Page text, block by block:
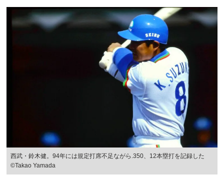
西武・鈴木健。94年には規定打席不足ながら.350、12本塁打を記録した
©Takao Yamada